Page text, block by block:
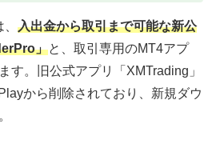
入出金から取引まで可能な新公
」と、取引専用のMT4アプ
す。旧公式アプリ「XMTrading」
から削除されており、新規ダウ